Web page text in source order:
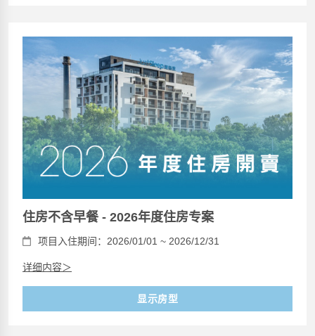
住房不含早餐 - 2026年度住房专案
项目入住期间：2026/01/01 ~ 2026/12/31
详细内容＞
显示房型